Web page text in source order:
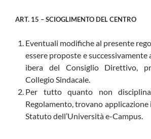
ART. 15 – SCIOGLIMENTO DEL CENTRO
Eventuali modifiche al presente
essere proposte e
ibera del Consiglio Direttivo,
Collegio Sindacale.
Per tutto quanto non
Regolamento, trovano applicazione
Statuto dell’Università e-Campus.